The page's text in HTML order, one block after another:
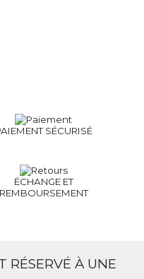
SÉCURISÉ
ÉCHANGE ET
REMBOURSEMENT
RÉSERVÉ À UNE